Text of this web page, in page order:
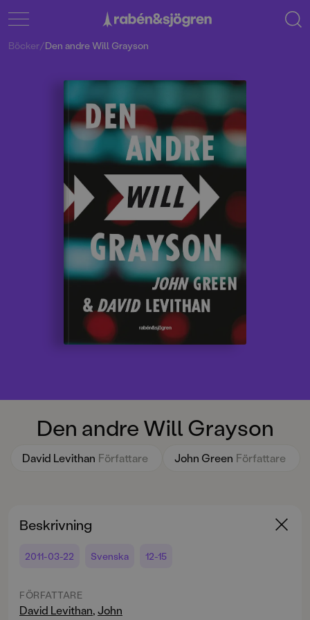
Den andre Will Grayson
David Levithan Författare John Green Författare
Böcker/Den andre Will Grayson
Beskrivning
2011-03-22 Svenska 12-15
FÖRFATTARE
David Levithan,John